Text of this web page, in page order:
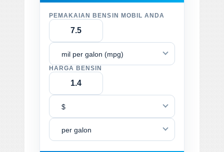
PEMAKAIAN BENSIN MOBIL ANDA
mil per galon (mpg)
HARGA BENSIN
$
per galon